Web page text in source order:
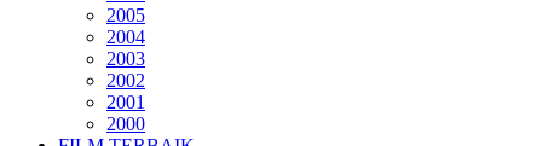
2005
2004
2003
2002
2001
2000